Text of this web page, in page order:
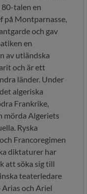
80-talen en
på Montparnasse,
och gav
en
av utländska
och är ett
länder. Under
algeriska
Frankrike,
mörda Algeriets
Ryska
Francoregimen
diktaturer har
att söka sig till
teaterledare
Arias och Ariel